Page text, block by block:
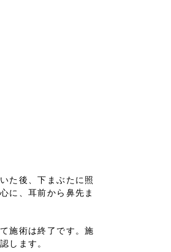
た後、下まぶたに照
に、耳前から鼻先ま
施術は終了です。施
します。